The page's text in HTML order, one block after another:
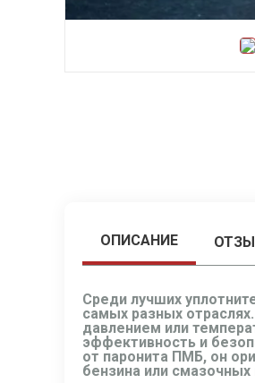
ОПИСАНИЕ
Среди лучших
самых разных
давлением или
эффективность и
от паронита ПМБ, он
бензина или смазочных